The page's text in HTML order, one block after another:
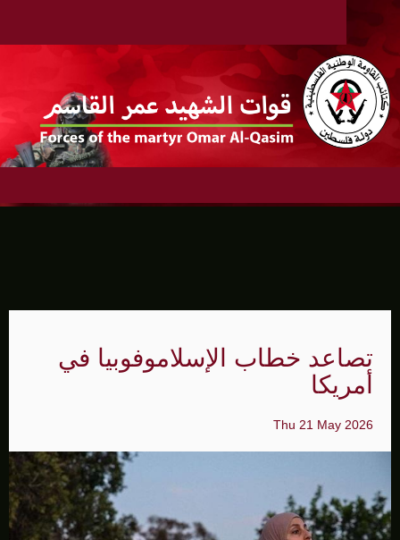
تصاعد خطاب الإسلاموفوبيا في
أمريكا
Thu 21 May 2026